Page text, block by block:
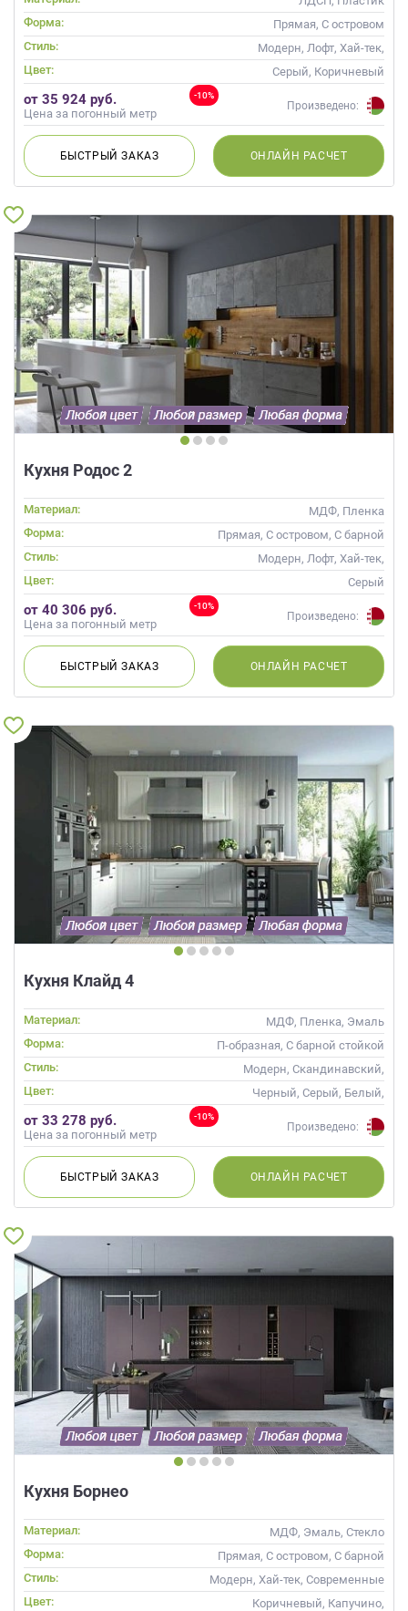
Форма:
Прямая, С островом
Стиль:
Модерн, Лофт, Хай-тек,
Современные
Цвет: Серый, Коричневый
-10%
от 35 924 руб.
Цена за погонный метр
Произведено:
БЫСТРЫЙЗАКАЗ ОНЛАЙН РАСЧЕТ
Кухня Родос 2
Материал:
МДФ, Пленка
Форма:
Прямая, С островом, С барной
стойкой
Стиль:
Модерн, Лофт, Хай-тек,
Современные
Цвет: Серый
-10%
от 40 306 руб.
Цена за погонный метр
Произведено:
БЫСТРЫЙЗАКАЗ ОНЛАЙН РАСЧЕТ
Кухня Клайд 4
Материал:
МДФ, Пленка, Эмаль
Форма:
П-образная, С барной стойкой
Стиль:
Модерн, Скандинавский,
Неоклассика, Современные
Цвет:
Черный, Серый, Белый,
Слоновая кость, Кремовый
-10%
от 33 278 руб.
Цена за погонный метр
Произведено:
БЫСТРЫЙЗАКАЗ ОНЛАЙН РАСЧЕТ
Кухня Борнео
Материал:
МДФ, Эмаль, Стекло
Форма:
Прямая, С островом, С барной
стойкой
Стиль:
Модерн, Хай-тек, Современные
Цвет:
Коричневый, Капучино,